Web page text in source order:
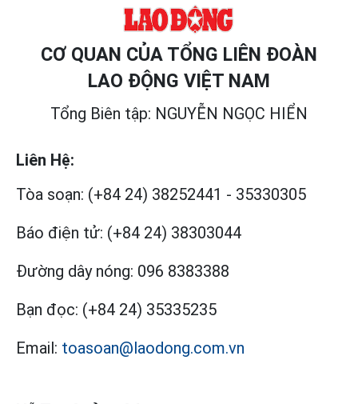
CƠ QUAN CỦA TỔNG LIÊN ĐOÀN
LAO ĐỘNG VIỆT NAM
Tổng Biên tập: NGUYỄN NGỌC HIỂN
Liên Hệ:
Tòa soạn: (+84 24) 38252441 - 35330305
Báo điện tử: (+84 24) 38303044
Đường dây nóng: 096 8383388
Bạn đọc: (+84 24) 35335235
Email: toasoan@laodong.com.vn